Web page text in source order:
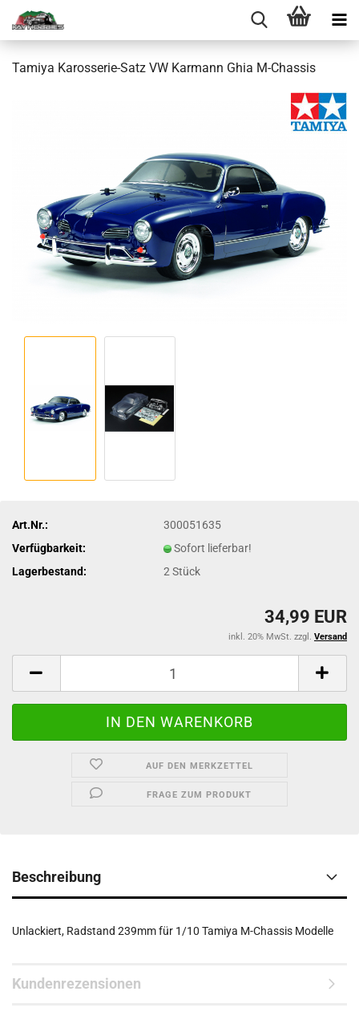
Tamiya Karosserie-Satz VW Karmann Ghia M-Chassis
Art.Nr.:
300051635
Verfügbarkeit:
Sofort lieferbar!
Lagerbestand:
2Stück
34,99 EUR
inkl. 20% MwSt. zzgl. Versand
AUF DEN MERKZETTEL
FRAGE ZUM PRODUKT
Beschreibung
Unlackiert, Radstand 239mm für 1/10 Tamiya M-Chassis Modelle
Kundenrezensionen